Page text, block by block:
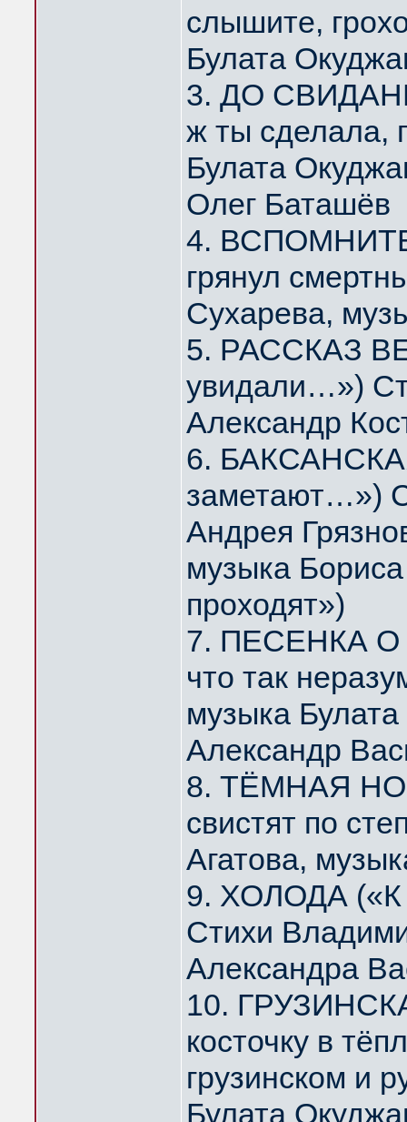
слышите,
Булата
3. ДО
ж ты сделала,
Булата
Олег Баташёв
4.
грянул
Сухарева,
5. РАССКАЗ
увидали…»)
Александр
6.
заметают…»)
Андрея
музыка
проходят»)
7. ПЕСЕНКА О
что так
музыка
Александр
8. ТЁМНАЯ
свистят по
Агатова,
9. ХОЛОДА («К
Стихи
Александра
10.
косточку в
грузинском и
Булата